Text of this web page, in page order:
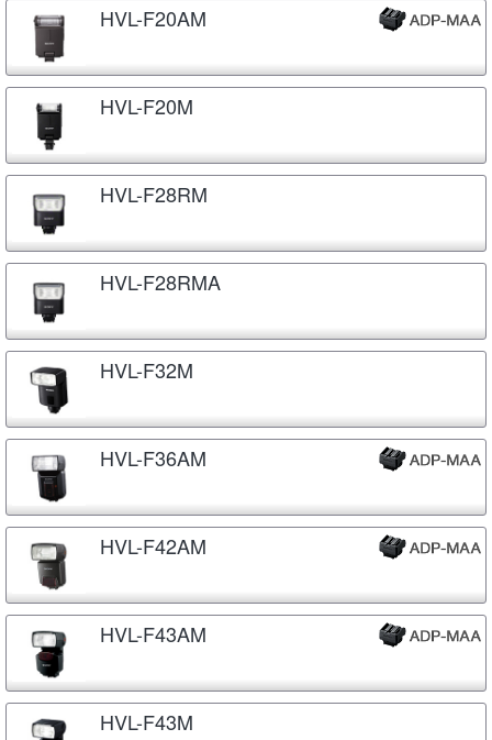
HVL-F20AM
HVL-F20M
HVL-F28RM
HVL-F28RMA
HVL-F32M
HVL-F36AM
HVL-F42AM
HVL-F43AM
HVL-F43M